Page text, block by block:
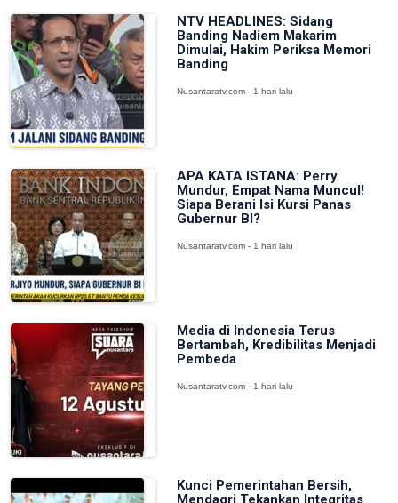
NTV HEADLINES: Sidang
Banding Nadiem Makarim
Dimulai, Hakim Periksa Memori
Banding
Nusantaratv.com - 1 hari lalu
APA KATA ISTANA: Perry
Mundur, Empat Nama Muncul!
Siapa Berani Isi Kursi Panas
Gubernur BI?
Nusantaratv.com - 1 hari lalu
Media di Indonesia Terus
Bertambah, Kredibilitas Menjadi
Pembeda
Nusantaratv.com - 1 hari lalu
Kunci Pemerintahan Bersih,
Mendagri Tekankan Integritas